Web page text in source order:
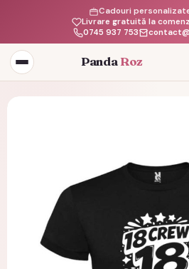
Livrare gratuită la
Cadouri
0745 937 753
Deschide
meniul
Panda Roz